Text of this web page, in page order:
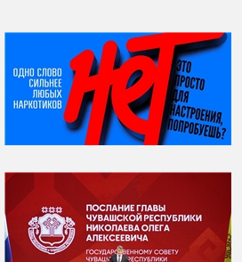
НИ ДНЯ БЕЗ ДАТЫ...
07 августа
Я встретил вас – и
всё былое...